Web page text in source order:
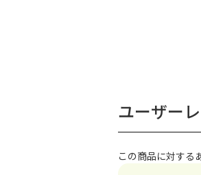
ユーザー
この商品に対する